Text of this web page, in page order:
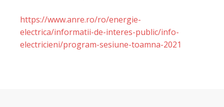
https://www.anre.ro/ro/energie-
electrica/informatii-de-interes-public/info-
electricieni/program-sesiune-toamna-2021